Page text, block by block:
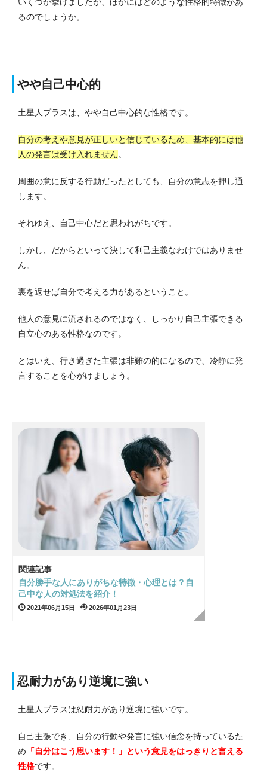
るのでしょうか。
やや自己中心的
土星人プラスは、やや自己中心的な性格です。
自分の考えや意見が正しいと信じているため、基本的には他
人の発言は受け入れません。
周囲の意に反する行動だったとしても、自分の意志を押し通
します。
それゆえ、自己中心だと思われがちです。
しかし、だからといって決して利己主義なわけではありませ
ん。
裏を返せば自分で考える力があるということ。
他人の意見に流されるのではなく、しっかり自己主張できる
自立心のある性格なのです。
とはいえ、行き過ぎた主張は非難の的になるので、冷静に発
言することを心がけましょう。
関連記事
自分勝手な人にありがちな特徴・心理とは？自
己中な人の対処法を紹介！
2021年06月15日 2026年01月23日
忍耐力があり逆境に強い
土星人プラスは忍耐力があり逆境に強いです。
自己主張でき、自分の行動や発言に強い信念を持っているた
め 「自分はこう思います！」という意見をはっきりと言える
性格です。